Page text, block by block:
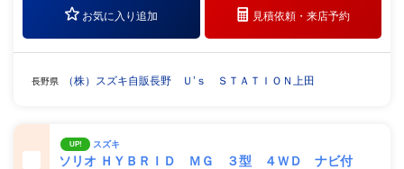
お気に入り追加 見積依頼・来店予約
長野県 （株）スズキ自販長野 Ｕ’ｓ ＳＴＡＴＩＯＮ上田
UP! スズキ
ソリオ ＨＹＢＲＩＤ ＭＧ ３型 ４ＷＤ ナビ付